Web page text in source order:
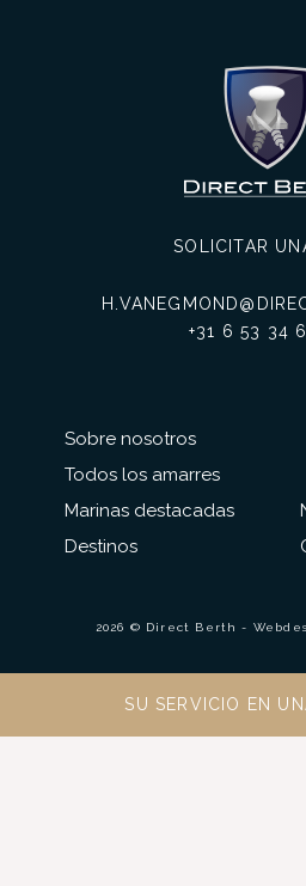
Sobre nosotros
Todos los amarres
Marinas destacadas
Destinos
SOLICITAR
+31 6 53 34
2026 © Direct Berth -
SU SERVICIO EN